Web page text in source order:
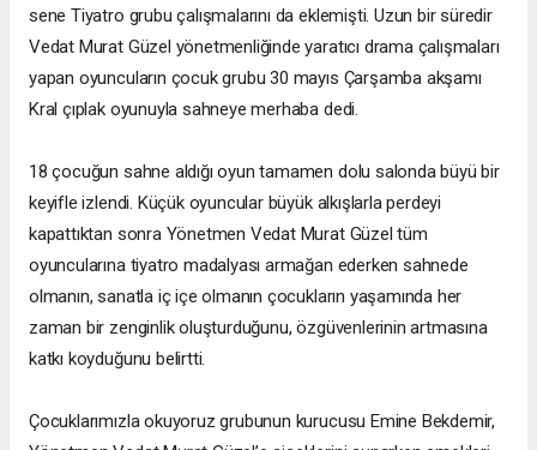
sene Tiyatro grubu çalışmalarını da eklemişti. Uzun bir süredir
Vedat Murat Güzel yönetmenliğinde yaratıcı drama çalışmaları
yapan oyuncuların çocuk grubu 30 mayıs Çarşamba akşamı
Kral çıplak oyunuyla sahneye merhaba dedi.
18 çocuğun sahne aldığı oyun tamamen dolu salonda büyü bir
keyifle izlendi. Küçük oyuncular büyük alkışlarla perdeyi
kapattıktan sonra Yönetmen Vedat Murat Güzel tüm
oyuncularına tiyatro madalyası armağan ederken sahnede
olmanın, sanatla iç içe olmanın çocukların yaşamında her
zaman bir zenginlik oluşturduğunu, özgüvenlerinin artmasına
katkı koyduğunu belirtti.
Çocuklarımızla okuyoruz grubunun kurucusu Emine Bekdemir,